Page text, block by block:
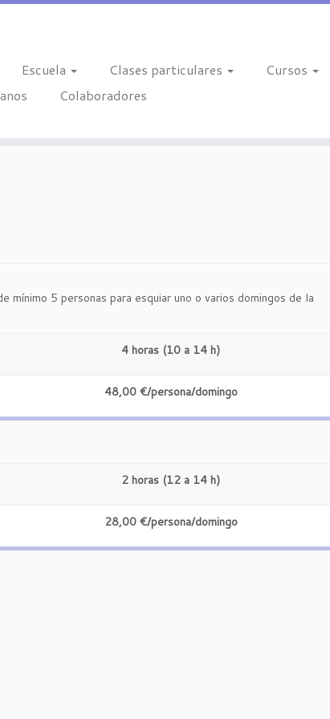
Escuela Clases particulares Cursos
Colaboradores
mínimo 5 personas para esquiar uno o varios domingos de la
4 horas (10 a 14 h)
48,00 €/persona/domingo
2 horas (12 a 14 h)
28,00 €/persona/domingo